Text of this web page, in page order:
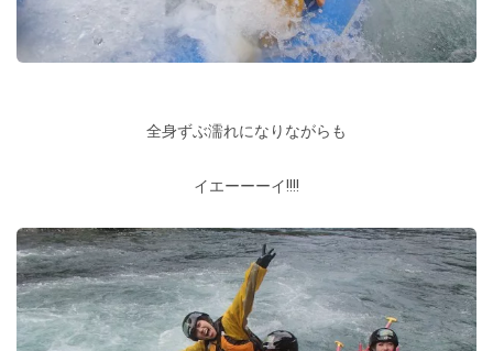
全身ずぶ濡れになりながらも
イエーーーイ!!!!